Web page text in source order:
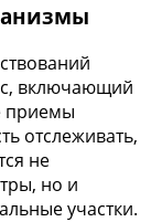
включающий
приемы
отслеживать,
не
но и
участки.